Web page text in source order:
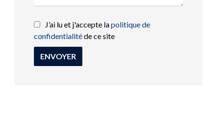
J’ai lu et j'accepte lapolitique de
confidentialitéde ce site
ENVOYER